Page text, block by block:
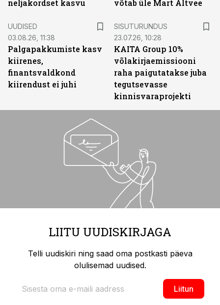
neljakordset kasvu
võtab üle Mart Altvee
UUDISED
03.08.26, 11:38
Palgapakkumiste kasv
kiirenes,
finantsvaldkond
kiirendust ei juhi
SISUTURUNDUS
23.07.26, 10:28
KAITA Group 10%
võlakirjaemissiooni
raha paigutatakse juba
tegutsevasse
kinnisvaraprojekti
LIITU UUDISKIRJAGA
Telli uudiskiri ning saad oma postkasti päeva
olulisemad uudised.
Liitun